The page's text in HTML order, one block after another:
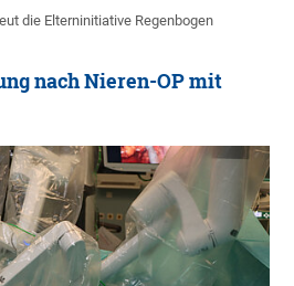
die Elterninitiative Regenbogen
nach Nieren-OP mit